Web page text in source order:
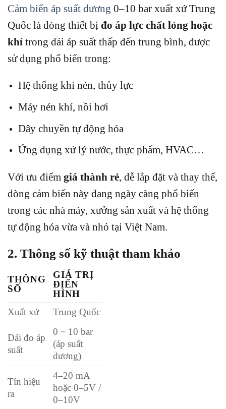
Cảm biến áp suất dương 0–10 bar xuất xứ Trung
Quốc là dòng thiết bị đo áp lực chất lỏng hoặc
khí trong dải áp suất thấp đến trung bình, được
sử dụng phổ biến trong:
Hệ thống khí nén, thủy lực
Máy nén khí, nồi hơi
Dây chuyền tự động hóa
Ứng dụng xử lý nước, thực phẩm, HVAC…
Với ưu điểm giá thành rẻ, dễ lắp đặt và thay thế,
dòng cảm biến này đang ngày càng phổ biến
trong các nhà máy, xưởng sản xuất và hệ thống
tự động hóa vừa và nhỏ tại Việt Nam.
2. Thông số kỹ thuật tham khảo
THÔNG
SỐ
GIÁ TRỊ
ĐIỂN
HÌNH
Xuất xứ
Trung Quốc
Dải đo áp
suất
0 ~ 10 bar
(áp suất
dương)
Tín hiệu
ra
4–20 mA
hoặc 0–5V /
0–10V